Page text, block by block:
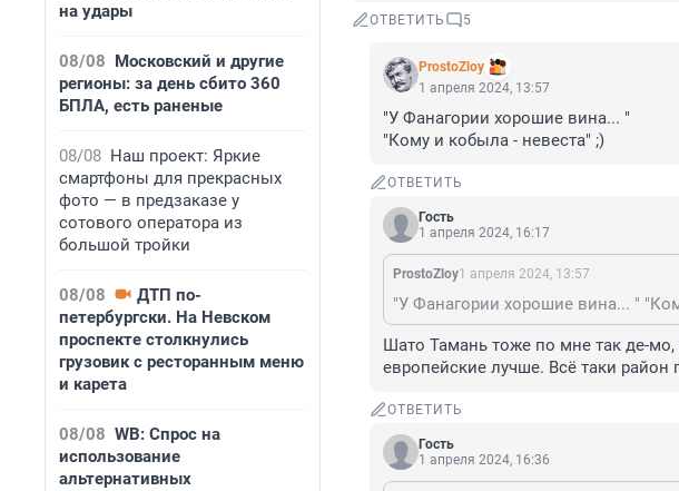
на удары
08/08 Московский и другие
регионы: за день сбито 360
БПЛА, есть раненые
08/08 Наш проект: Яркие
смартфоны для прекрасных
фото — в предзаказе у
сотового оператора из
большой тройки
08/08
ДТП по-
петербургски. На Невском
проспекте столкнулись
грузовик с ресторанным меню
и карета
08/08 WB: Спрос на
использование
альтернативных
ОТВЕТИТЬ 5
ProstoZloy
1 апреля 2024, 13:57
"У Фанагории хорошие вина... "
"Кому и кобыла - невеста" ;)
ОТВЕТИТЬ
Гость
1 апреля 2024, 16:17
ProstoZloy1 апреля 2024, 13:57
"У Фанагории хорошие вина... "
Шато Тамань тоже по мне так де-мо,
европейские лучше. Всё таки район
ОТВЕТИТЬ
Гость
1 апреля 2024, 16:36